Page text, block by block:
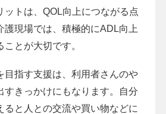
ットは、QOL向上につながる点
護現場では、積極的にADL向上
とが大切です。
目指す支援は、利用者さんのや
すきっかけにもなります。自分
ると人との交流や買い物などに